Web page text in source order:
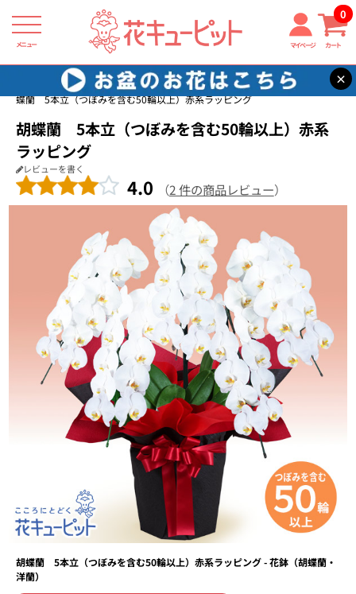
メニュー マイページ カート
0
×
花キューピット 花鉢（胡蝶蘭・洋蘭）
【花鉢（胡蝶蘭・洋蘭）】胡
蝶蘭 5本立（つぼみを含む50輪以上）赤系ラッピング
胡蝶蘭 5本立（つぼみを含む50輪以上）赤系
ラッピング
レビューを書く
4.0 （2 件の商品レビュー）
胡蝶蘭 5本立（つぼみを含む50輪以上）赤系ラッピング - 花鉢（胡蝶蘭・
洋蘭）